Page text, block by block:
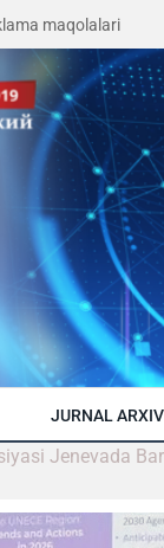
maqolalari
JURNAL
Jenevada